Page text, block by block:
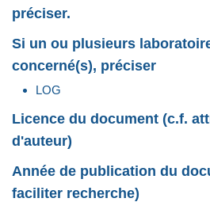
préciser.
Si un ou plusieurs
concerné(s), préciser
LOG
Licence du document (c.f.
d'auteur)
Année de publication du
faciliter recherche)